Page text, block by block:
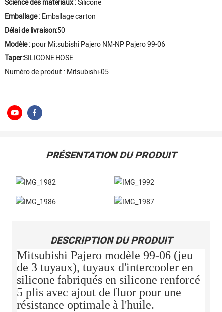
Science des matériaux :Silicone
Emballage :Emballage carton
Délai de livraison:50
Modèle :pour Mitsubishi Pajero NM-NP Pajero 99-06
Taper:SILICONE HOSE
Numéro de produit : Mitsubishi-05
PRÉSENTATION DU PRODUIT
DESCRIPTION DU PRODUIT
Mitsubishi Pajero modèle 99-06 (jeu
de 3 tuyaux), tuyaux d'intercooler en
silicone fabriqués en silicone renforcé
5 plis avec ajout de fluor pour une
résistance optimale à l'huile.